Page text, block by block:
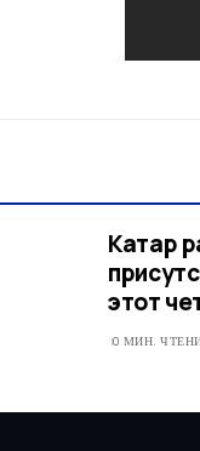
Катар
этот
0 МИН.